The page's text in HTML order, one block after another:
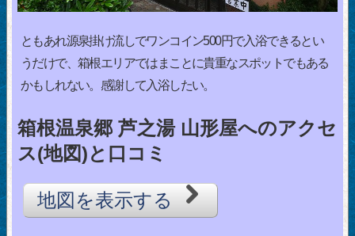
ともあれ源泉掛け流しでワンコイン500円で入浴できるとい
うだけで、箱根エリアではまことに貴重なスポットでもある
かもしれない。感謝して入浴したい。
箱根温泉郷 芦之湯 山形屋へのアクセ
ス(地図)と口コミ
地図を表示する